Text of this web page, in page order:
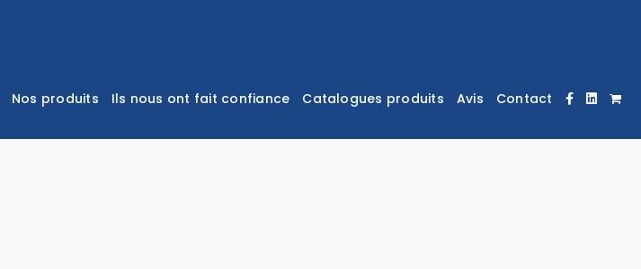
Nos produits Ils nous ont fait confiance Catalogues produits Avis Contact